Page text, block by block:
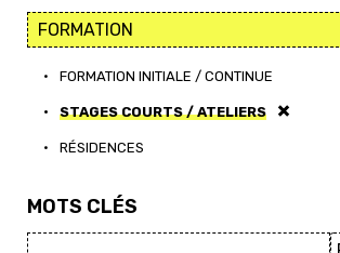
• FORMATION INITIALE / CONTINUE
• STAGES COURTS / ATELIERS
• RÉSIDENCES
MOTS CLÉS